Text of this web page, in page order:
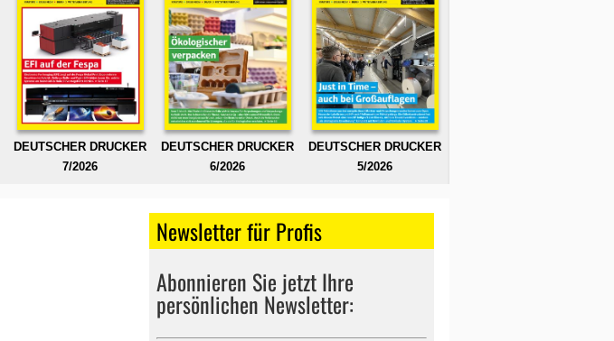
DEUTSCHER DRUCKER
7/2026
DEUTSCHER DRUCKER
6/2026
DEUTSCHER DRUCKER
5/2026
Newsletter für Profis
Abonnieren Sie jetzt Ihre
persönlichen Newsletter: